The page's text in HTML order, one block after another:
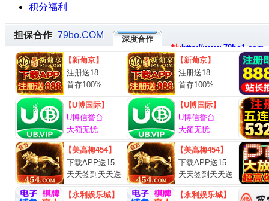
积分福利